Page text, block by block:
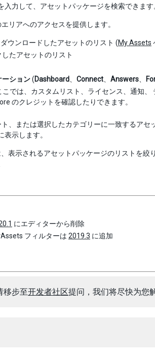
入力して、アセットパッケージを検索できます
リアへのアクセスを提供します。
ウンロードしたアセットのリスト (My Assets
たアセットのリスト
ーション(Dashboard Connect Answers
では、カスタムリスト、ライセンス、通知
のクレジットを確認したりできます。
、または選択したカテゴリーに一致するア
示します。
表示されるアセットパッケージのリストを
にエディターから削除
フィルターは 2019.3 に追加
移步至开发者社区提问，我们将尽快为您